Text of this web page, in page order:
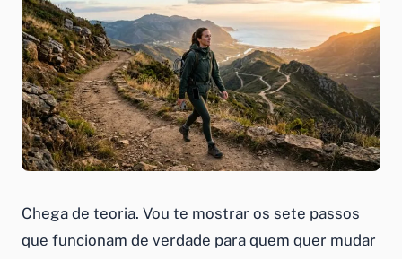
Chega de teoria. Vou te mostrar os sete passos
que funcionam de verdade para quem quer mudar